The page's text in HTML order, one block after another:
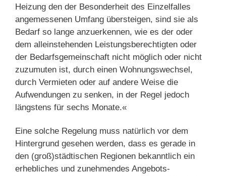
Heizung den der Besonderheit des Einzelfalles
angemessenen Umfang übersteigen, sind sie als
Bedarf so lange anzuerkennen, wie es der oder
dem alleinstehenden Leistungsberechtigten oder
der Bedarfsgemeinschaft nicht möglich oder nicht
zuzumuten ist, durch einen Wohnungswechsel,
durch Vermieten oder auf andere Weise die
Aufwendungen zu senken, in der Regel jedoch
längstens für sechs Monate.«
Eine solche Regelung muss natürlich vor dem
Hintergrund gesehen werden, dass es gerade in
den (groß)städtischen Regionen bekanntlich ein
erhebliches und zunehmendes Angebots-